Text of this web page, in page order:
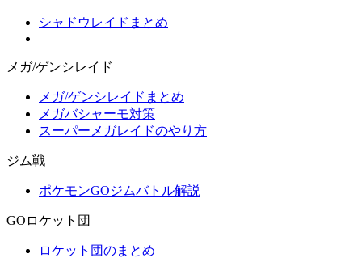
シャドウレイドまとめ
メガ/ゲンシレイド
メガ/ゲンシレイドまとめ
メガバシャーモ対策
スーパーメガレイドのやり方
ジム戦
ポケモンGOジムバトル解説
GOロケット団
ロケット団のまとめ